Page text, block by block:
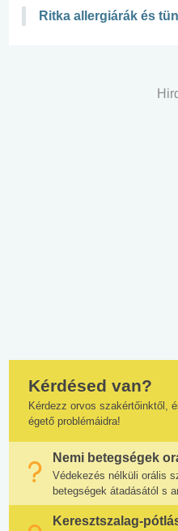
Ritka allergiárák és
Kérdésed van?
Kérdezz orvos szakértőinktől,
égető problémáidra!
Nemi betegségek
Védekezés nélküli orális
betegségek átadásától s
Keresztszalag-